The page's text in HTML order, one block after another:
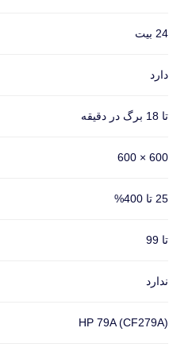
24 بیت
دارد
تا 18 برگ در دقیقه
600 × 600
25 تا 400%
تا 99
ندارد
HP 79A (CF279A)